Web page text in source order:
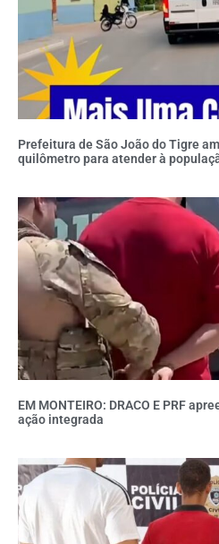
Prefeitura de São João do Tigre
quilômetro para atender à
EM MONTEIRO: DRACO E PRF
ação integrada